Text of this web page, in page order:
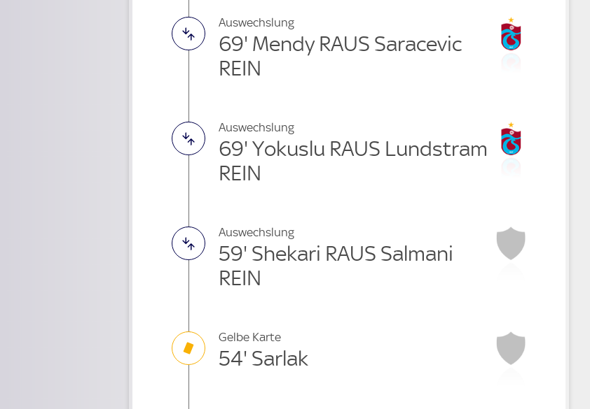
Auswechslung
69' Mendy RAUS Saracevic
REIN
Auswechslung
69' Yokuslu RAUS Lundstram
REIN
Auswechslung
59' Shekari RAUS Salmani
REIN
Gelbe Karte
54' Sarlak